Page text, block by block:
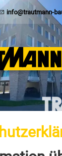
info@trautmann-